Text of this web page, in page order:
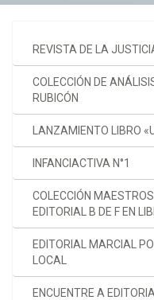
REVISTA DE LA
COLECCIÓN DE
RUBICÓN
LANZAMIENTO LIBRO
INFANCIACTIVA N°1
COLECCIÓN
EDITORIAL B DE F EN
EDITORIAL MARCIAL
LOCAL
ENCUENTRE A